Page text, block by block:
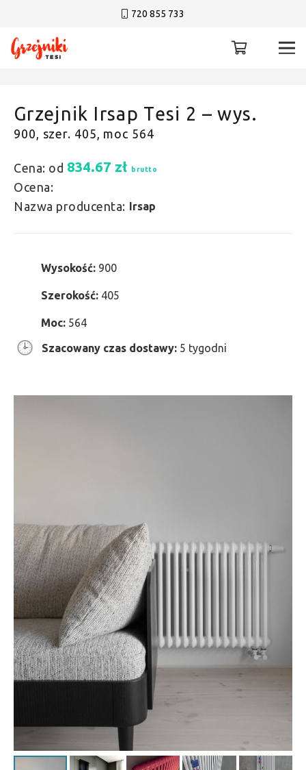
720 855 733
Grzejnik Irsap Tesi 2 – wys.
900, szer. 405, moc 564
Cena: od 834.67 zł brutto
Ocena:
Nazwa producenta: Irsap
Wysokość: 900
Szerokość: 405
Moc: 564
Szacowany czas dostawy: 5 tygodni